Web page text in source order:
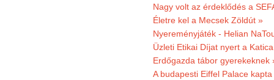
Nagy volt az érdeklődés a
Életre kel a Mecsek Zöldút »
Nyereményjáték - Helian
Üzleti Etikai Díjat nyert a
Erdőgazda tábor gyerekeknek
A budapesti Eiffel Palace